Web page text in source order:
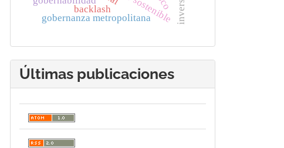
gobernanza metropolitana
backlash
Últimas publicaciones